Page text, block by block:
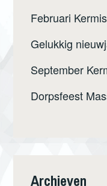
Februari
Gelukkig
September
Dorpsfeest
Archieven